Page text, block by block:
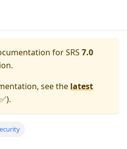
forSRS 7.0
see the latest
).